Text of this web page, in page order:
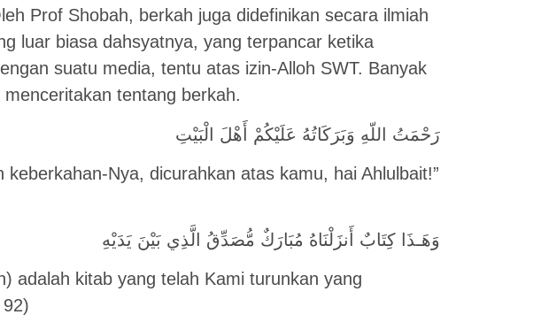
Prof Shobah, berkah juga didefinikan secara ilmiah
luar biasa dahsyatnya, yang terpancar ketika
suatu media, tentu atas izin-Alloh SWT. Banyak
tentang berkah.
رَحْمَتُ اللّهِ وَبَرَكَاتُهُ عَلَيْكُمْ أَهْلَ الْبَيْتِ
keberkahan-Nya, dicurahkan atas kamu, hai Ahlulbait!”
وَهَـذَا كِتَابٌ أَنزَلْنَاهُ مُبَارَكٌ مُّصَدِّقُ الَّذِي بَيْنَ يَدَيْهِ
adalah kitab yang telah Kami turunkan yang
92)